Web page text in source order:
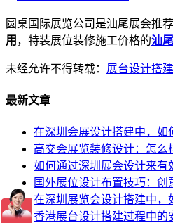
圆桌国际展览公司是汕尾展会推
用 ，特装展位装修施工价格的汕
未经允许不得转载： 展台设计搭建
最新文章
在深圳会展设计搭建中，如
高交会展览装修设计：怎么
如何通过深圳展会设计来有
国外展位设计布置技巧：
在深圳展览会设计搭建中，
香港展台设计搭建过程中的